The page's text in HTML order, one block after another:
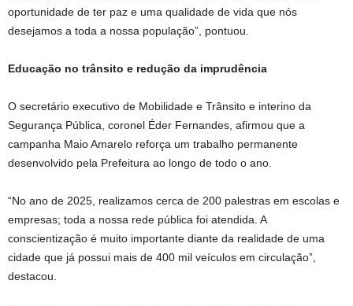
oportunidade de ter paz e uma qualidade de vida que nós
desejamos a toda a nossa população”, pontuou.
Educação no trânsito e redução da imprudência
O secretário executivo de Mobilidade e Trânsito e interino da
Segurança Pública, coronel Éder Fernandes, afirmou que a
campanha Maio Amarelo reforça um trabalho permanente
desenvolvido pela Prefeitura ao longo de todo o ano.
“No ano de 2025, realizamos cerca de 200 palestras em escolas e
empresas; toda a nossa rede pública foi atendida. A
conscientização é muito importante diante da realidade de uma
cidade que já possui mais de 400 mil veículos em circulação”,
destacou.